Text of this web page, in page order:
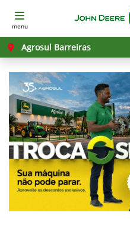
menu
Agrosul Barreiras